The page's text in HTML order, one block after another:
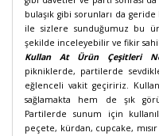
bulaşık gibi sorunları da geride
ile sizlere sunduğumuz bu
şekilde inceleyebilir ve fikir
Kullan At Ürün Çeşitleri
pikniklerde, partilerde
eğlenceli vakit geçiririz.
sağlamakta hem de şık
Partilerde sunum için
peçete, kürdan, cupcake,